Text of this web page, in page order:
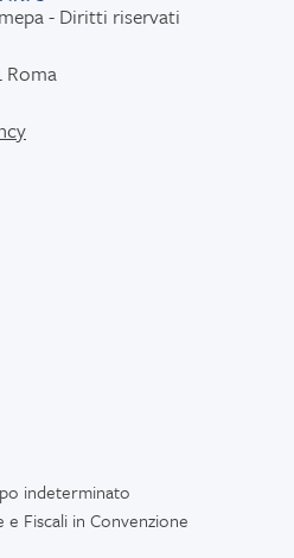
- Diritti riservati
Roma
indeterminato
Fiscali in Convenzione